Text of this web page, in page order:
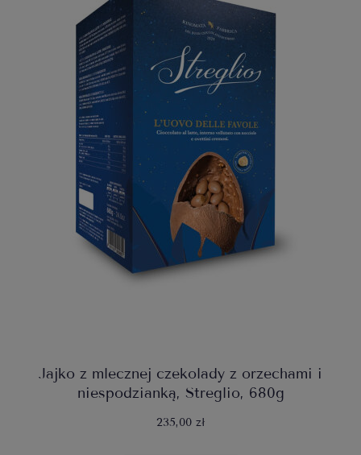
Jajko z mlecznej czekolady z orzechami i
niespodzianką, Streglio, 680g
235,00 zł